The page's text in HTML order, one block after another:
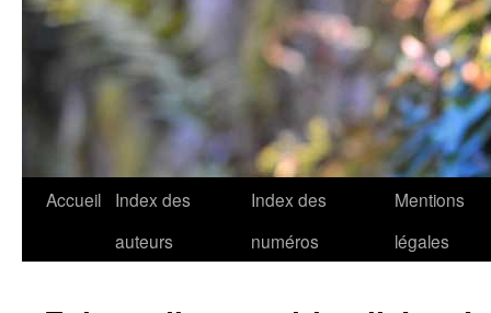
Accueil
Index des
auteurs
Index des
numéros
Mentions
légales